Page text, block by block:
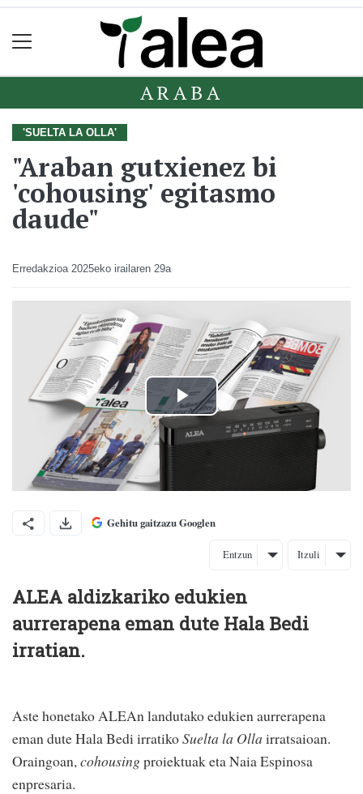
ARABA
'SUELTA LA OLLA'
"Araban gutxienez bi
'cohousing' egitasmo
daude"
Erredakzioa 2025eko irailaren 29a
Gehitu gaitzazu Googlen
Entzun Itzuli
ALEA aldizkariko edukien
aurrerapena eman dute Hala Bedi
irratian.
Aste honetako ALEAn landutako edukien aurrerapena
eman dute Hala Bedi irratikoSuelta la Olla irratsaioan.
Oraingoan, cohousingproiektuak eta Naia Espinosa
enpresaria.